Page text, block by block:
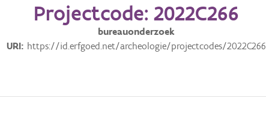
Projectcode: 2022C266
bureauonderzoek
URI https://id.erfgoed.net/archeologie/projectcodes/2022C266